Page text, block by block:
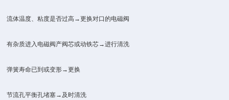
流体温度、粘度是否过高→更换对口的电磁阀
有杂质进入电磁阀产阀芯或动铁芯→进行清洗
弹簧寿命已到或变形→更换
节流孔平衡孔堵塞→及时清洗